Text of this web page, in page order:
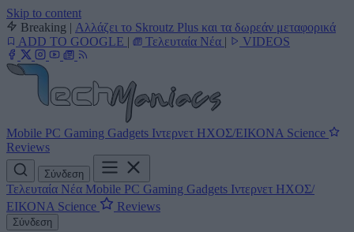
Skip to content
Breaking | Αλλάζει το Skroutz Plus και τα δωρεάν μεταφορικά
ADD TO GOOGLE | Τελευταία Νέα | VIDEOS
Mobile PC Gaming Gadgets Ιντερνετ ΗΧΟΣ/ΕΙΚΟΝΑ Science
Reviews
Σύνδεση
Τελευταία Νέα Mobile PC Gaming Gadgets Ιντερνετ ΗΧΟΣ/
ΕΙΚΟΝΑ Science Reviews
Σύνδεση